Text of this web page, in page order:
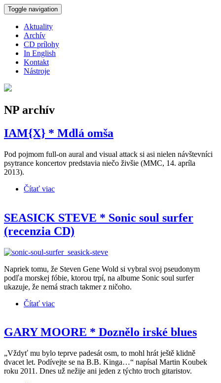
Skočiť na hlavný obsah
Toggle navigation
Aktuality
Archív
CD prílohy
In English
Kontakt
Nástroje
NP archív
IAM{X} * Mdlá omša
Pod pojmom full-on aural and visual attack si asi nielen návštevníci
psytrance koncertov predstavia niečo živšie (MMC, 14. apríla
2013).
Čítať viac
SEASICK STEVE * Sonic soul surfer
(recenzia CD)
Napriek tomu, že Steven Gene Wold si vybral svoj pseudonym
podľa morskej fóbie, ktorou trpí, na albume Sonic soul surfer
ukazuje, že nemá strach takmer z ničoho.
Čítať viac
GARY MOORE * Doznělo irské blues
„Vždyť mu bylo teprve padesát osm, to mohl hrát ještě klidně
dvacet let. Podívejte se na B.B. Kinga…“ napísal Martin Koubek
roku 2011. Dnes už nežije ani jeden z týchto troch gitaristov.